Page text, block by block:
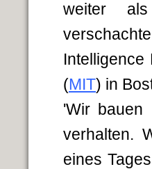
weiter
Intelligence
(MIT) in
'Wir bauen
verhalten.
eines